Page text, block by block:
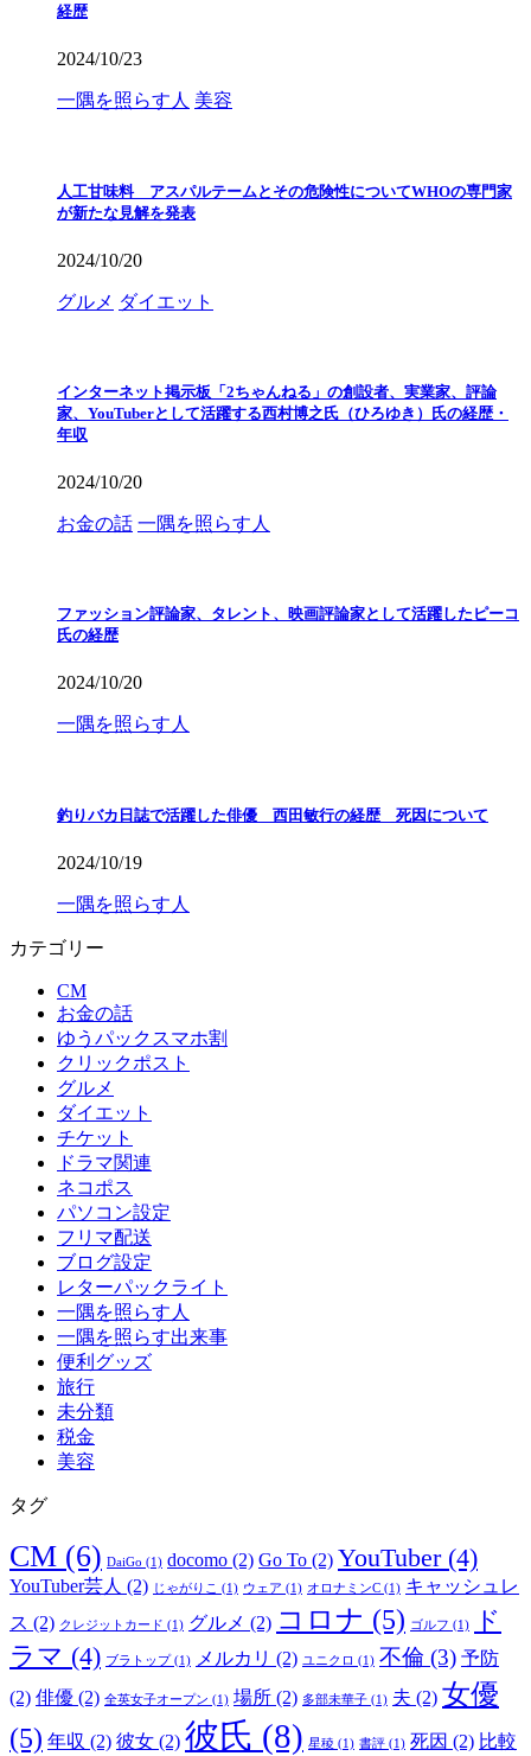
経歴
2024/10/23
一隅を照らす人 美容
人工甘味料 アスパルテームとその危険性についてWHOの専門家
が新たな見解を発表
2024/10/20
グルメ ダイエット
インターネット掲示板「2ちゃんねる」の創設者、実業家、評論
家、YouTuberとして活躍する西村博之氏（ひろゆき）氏の経歴・
年収
2024/10/20
お金の話 一隅を照らす人
ファッション評論家、タレント、映画評論家として活躍したピーコ
氏の経歴
2024/10/20
一隅を照らす人
釣りバカ日誌で活躍した俳優 西田敏行の経歴 死因について
2024/10/19
一隅を照らす人
カテゴリー
CM
お金の話
ゆうパックスマホ割
クリックポスト
グルメ
ダイエット
チケット
ドラマ関連
ネコポス
パソコン設定
フリマ配送
ブログ設定
レターパックライト
一隅を照らす人
一隅を照らす出来事
便利グッズ
旅行
未分類
税金
美容
タグ
CM (6) DaiGo (1) docomo (2) Go To (2) YouTuber(4)
YouTuber芸人 (2) じゃがりこ (1) ウェア (1) オロナミンC (1) キャッシュレ
ス (2) クレジットカード (1) グルメ (2) コロナ (5) ゴルフ (1)
ド
ラマ (4) ブラトップ(1) メルカリ (2) ユニクロ (1) 不倫 (3) 予防
(2) 俳優 (2) 全英女子オープン (1) 場所 (2) 多部未華子 (1) 夫 (2) 女優
(5) 年収 (2) 彼女 (2) 彼氏 (8) 星稜 (1) 書評 (1) 死因 (2) 比較